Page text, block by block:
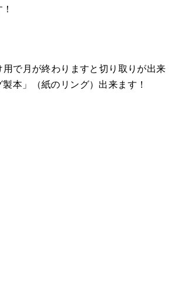
で月が終わりますと切り取りが出来
本」（紙のリング）出来ます！